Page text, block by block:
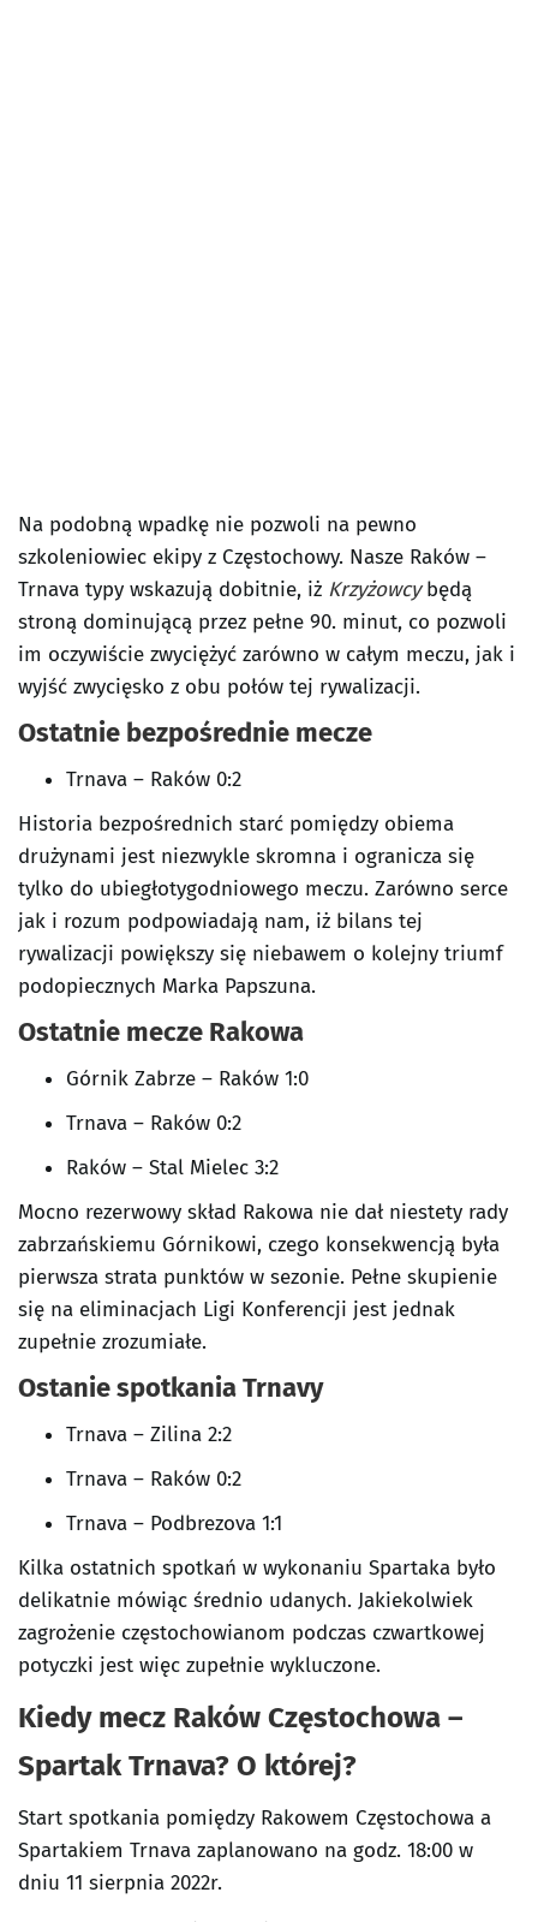
Na podobną wpadkę nie pozwoli na pewno
szkoleniowiec ekipy z Częstochowy. Nasze Raków –
Trnava typy wskazują dobitnie, iż Krzyżowcybędą
stroną dominującą przez pełne 90. minut, co pozwoli
im oczywiście zwyciężyć zarówno w całym meczu, jak i
wyjść zwycięsko z obu połów tej rywalizacji.
Ostatnie bezpośrednie mecze
Trnava – Raków 0:2
Historia bezpośrednich starć pomiędzy obiema
drużynami jest niezwykle skromna i ogranicza się
tylko do ubiegłotygodniowego meczu. Zarówno serce
jak i rozum podpowiadają nam, iż bilans tej
rywalizacji powiększy się niebawem o kolejny triumf
podopiecznych Marka Papszuna.
Ostatnie mecze Rakowa
Górnik Zabrze – Raków 1:0
Trnava – Raków 0:2
Raków – Stal Mielec 3:2
Mocno rezerwowy skład Rakowa nie dał niestety rady
zabrzańskiemu Górnikowi, czego konsekwencją była
pierwsza strata punktów w sezonie. Pełne skupienie
się na eliminacjach Ligi Konferencji jest jednak
zupełnie zrozumiałe.
Ostanie spotkania Trnavy
Trnava – Zilina 2:2
Trnava – Raków 0:2
Trnava – Podbrezova 1:1
Kilka ostatnich spotkań w wykonaniu Spartaka było
delikatnie mówiąc średnio udanych. Jakiekolwiek
zagrożenie częstochowianom podczas czwartkowej
potyczki jest więc zupełnie wykluczone.
Kiedy mecz Raków Częstochowa –
Spartak Trnava? O której?
Start spotkania pomiędzy Rakowem Częstochowa a
Spartakiem Trnava zaplanowano na godz. 18:00 w
dniu 11 sierpnia 2022r.